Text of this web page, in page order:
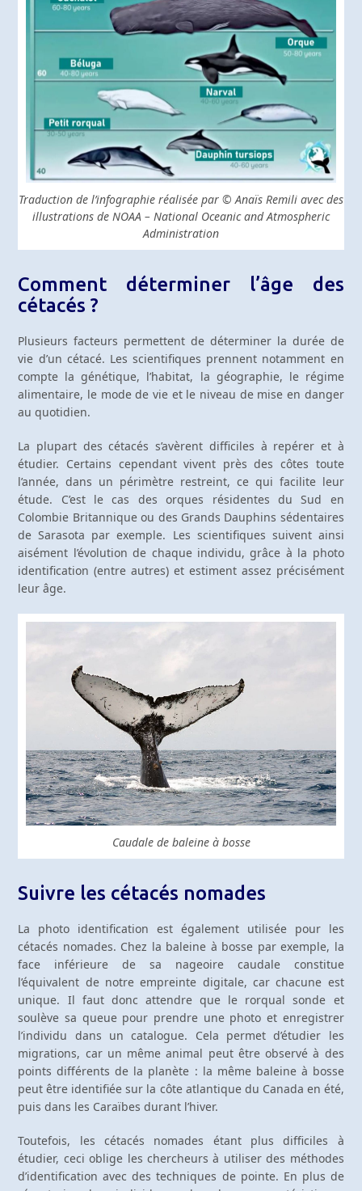
Traduction de l’infographie réalisée par © Anaïs Remili avec des
illustrations de NOAA – National Oceanic and Atmospheric
Administration
Comment déterminer l’âge des
cétacés ?
Plusieurs facteurs permettent de déterminer la durée de
vie d’un cétacé. Les scientifiques prennent notamment en
compte la génétique, l’habitat, la géographie, le régime
alimentaire, le mode de vie et le niveau de mise en danger
au quotidien.
La plupart des cétacés s’avèrent difficiles à repérer et à
étudier. Certains cependant vivent près des côtes toute
l’année, dans un périmètre restreint, ce qui facilite leur
étude. C’est le cas des orques résidentes du Sud en
Colombie Britannique ou des Grands Dauphins sédentaires
de Sarasota par exemple. Les scientifiques suivent ainsi
aisément l’évolution de chaque individu, grâce à la photo
identification (entre autres) et estiment assez précisément
leur âge.
Caudale de baleine à bosse
Suivre les cétacés nomades
La photo identification est également utilisée pour les
cétacés nomades. Chez la baleine à bosse par exemple, la
face inférieure de sa nageoire caudale constitue
l’équivalent de notre empreinte digitale, car chacune est
unique. Il faut donc attendre que le rorqual sonde et
soulève sa queue pour prendre une photo et enregistrer
l’individu dans un catalogue. Cela permet d’étudier les
migrations, car un même animal peut être observé à des
points différents de la planète : la même baleine à bosse
peut être identifiée sur la côte atlantique du Canada en été,
puis dans les Caraïbes durant l’hiver.
Toutefois, les cétacés nomades étant plus difficiles à
étudier, ceci oblige les chercheurs à utiliser des méthodes
d’identification avec des techniques de pointe. En plus de